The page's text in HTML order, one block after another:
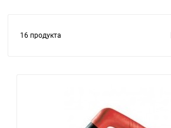
16 продукта